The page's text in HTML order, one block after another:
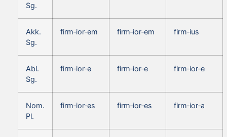
Sg.
Akk.
Sg.
firm‑ior‑em firm‑ior‑em firm‑ius
Abl.
Sg.
firm‑ior‑e firm‑ior‑e firm‑ior‑e
Nom.
Pl.
firm‑ior‑es firm‑ior‑es firm‑ior‑a